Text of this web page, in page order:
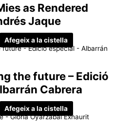
as Rendered
Jaque
Afegeix a la cistella
the future – Edició
Cabrera
Afegeix a la cistella
Exhaurit